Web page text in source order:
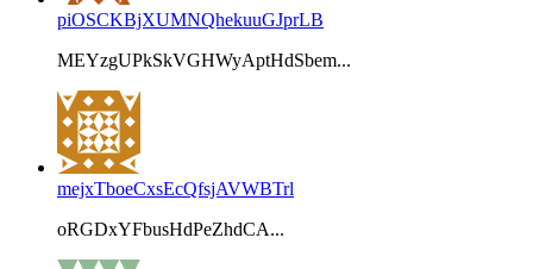
piOSCKBjXUMNQhekuuGJprLB
MEYzgUPkSkVGHWyAptHdSbem...
mejxTboeCxsEcQfsjAVWBTrl
oRGDxYFbusHdPeZhdCA...